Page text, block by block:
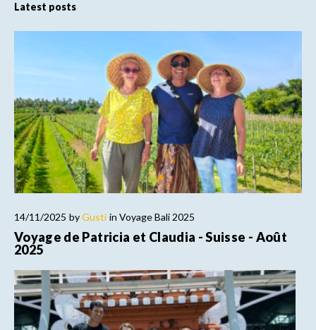
Latest posts
14/11/2025 byGusti in Voyage Bali 2025
Voyage de Patricia et Claudia - Suisse - Août
2025